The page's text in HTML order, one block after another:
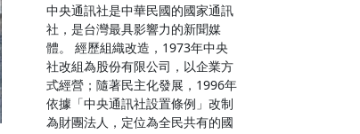
中央通訊社是中華民國的國家通訊
社，是台灣最具影響力的新聞媒
體。 經歷組織改造，1973年中央
社改組為股份有限公司，以企業方
式經營；隨著民主化發展，1996年
依據「中央通訊社設置條例」改制
為財團法人，定位為全民共有的國